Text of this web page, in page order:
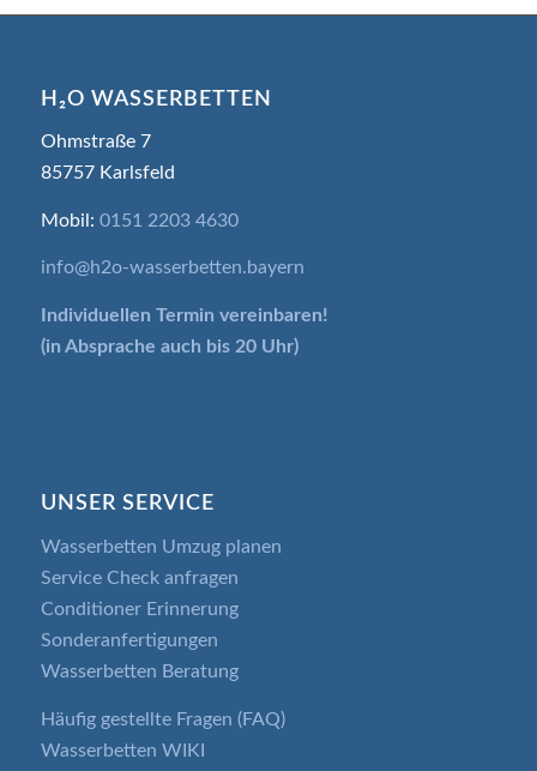
H₂O WASSERBETTEN
Ohmstraße 7
85757 Karlsfeld
Mobil: 0151 2203 4630
info@h2o-wasserbetten.bayern
Individuellen Termin vereinbaren!
(in Absprache auch bis 20 Uhr)
UNSER SERVICE
Wasserbetten Umzug planen
Service Check anfragen
Conditioner Erinnerung
Sonderanfertigungen
Wasserbetten Beratung
Häufig gestellte Fragen (FAQ)
Wasserbetten WIKI